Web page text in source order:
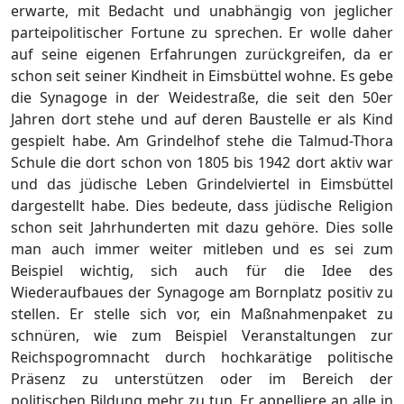
erwarte, mit Bedacht und unabhängig von jeglicher
parteipolitischer Fortune zu sprechen. Er wolle daher
auf seine eigenen Erfahrungen zurückgreifen, da er
schon seit seiner Kindheit in Eimsbüttel wohne. Es gebe
die Synagoge in der Weidestraße, die seit den 50er
Jahren dort stehe und auf deren Baustelle er als Kind
gespielt habe. Am Grindelhof stehe die Talmud-Thora
Schuledie dort schon von 1805 bis 1942 dort aktiv war
und das jüdische Leben Grindelviertel in Eimsbüttel
dargestellt habe. Dies bedeute, dass jüdische Religion
schon seit Jahrhunderten mit dazu gehöre. Dies solle
man auch immer weiter mitleben und essei zum
Beispiel wichtig, sichauch für die Idee des
Wiederaufbaues der Synagoge am Bornplatz positiv zu
stellen. Er stelle sich vor, ein Maßnahmenpaket zu
schnüren, wie zum Beispiel Veranstaltungen zur
Reichspogromnacht durch hochkarätige politische
Präsenz zu unterstützen oder im Bereich der